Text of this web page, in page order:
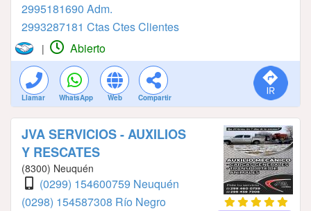
2995181690 Adm.
2993287181 Ctas Ctes Clientes
| Abierto
Llamar WhatsApp Web Compartir
JVA SERVICIOS - AUXILIOS
Y RESCATES
(8300) Neuquén
(0299) 154600759 Neuquén
(0298) 154587308 Río Negro